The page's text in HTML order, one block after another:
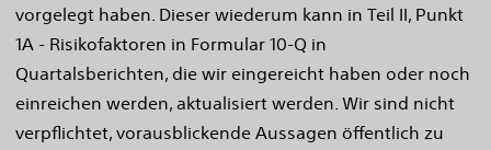
vorgelegt haben. Dieser wiederum kann in Teil II, Punkt
1A - Risikofaktoren in Formular 10-Q in
Quartalsberichten, die wir eingereicht haben oder noch
einreichen werden, aktualisiert werden. Wir sind nicht
verpflichtet, vorausblickende Aussagen öffentlich zu